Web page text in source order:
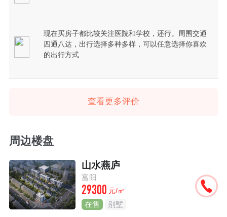
现在买房子都比较关注医院和学校，还行。周围交通
四通八达，出行选择多种多样，可以任意选择你喜欢
的出行方式
查看更多评价
周边楼盘
山水燕庐
富阳
29300 元/㎡
在售 别墅